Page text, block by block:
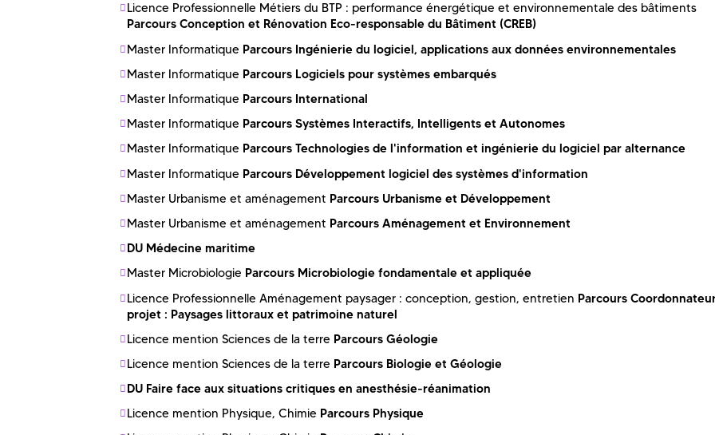
Licence Professionnelle Métiers du BTP : performance énergétique et environnementale des bâtiments
Parcours Conception et Rénovation Eco-responsable du Bâtiment (CREB)
Master Informatique Parcours Ingénierie du logiciel, applications aux données environnementales
Master Informatique Parcours Logiciels pour systèmes embarqués
Master Informatique Parcours International
Master Informatique Parcours Systèmes Interactifs, Intelligents et Autonomes
Master Informatique Parcours Technologies de l'information et ingénierie du logiciel par alternance
Master Informatique Parcours Développement logiciel des systèmes d'information
Master Urbanisme et aménagement Parcours Urbanisme et Développement
Master Urbanisme et aménagement Parcours Aménagement et Environnement
DU Médecine maritime
Master Microbiologie Parcours Microbiologie fondamentale et appliquée
Licence Professionnelle Aménagement paysager : conception, gestion, entretien Parcours
projet : Paysages littoraux et patrimoine naturel
Licence mention Sciences de la terre Parcours Géologie
Licence mention Sciences de la terre Parcours Biologie et Géologie
DU Faire face aux situations critiques en anesthésie-réanimation
Licence mention Physique, Chimie Parcours Physique